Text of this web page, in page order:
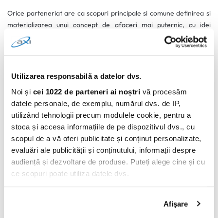
Utilizarea responsabilă a datelor dvs.
Noi și cei 1022 de parteneri ai noștri vă procesăm
datele personale, de exemplu, numărul dvs. de IP,
utilizând tehnologii precum modulele cookie, pentru a
stoca și accesa informațiile de pe dispozitivul dvs., cu
scopul de a vă oferi publicitate și conținut personalizate,
evaluări ale publicității și conținutului, informații despre
audiență și dezvoltare de produse. Puteți alege cine și cu
ce scopuri poate utiliza datele dvs.
Să colectăm informațiile cu privire la locația dvs.
Afişare
Orice parteneriat are ca scopuri principale si comune definirea si
materializarea unui concept de afaceri mai puternic, cu idei
inovative, experiente mai bune pentru clienti, produse si servicii
atent construite si, bineinteles, popularitate.
sa ajute cu informatii pe toate canalele, sa comunice deschis cu
mai bune solutii impreuna.
Asadar, acesta este inceputul unui drum lung, plin de provocari, dar
si reusite. Informeaza-te constant si fii curios atunci cand alegi
pentru tine si familia ta.
De acum, AXI Card si Mr.Finance te informeaza si te ajuta sa iei
cele mai bune decizii pentru planurile si dorintele tale.
Daca ai nevoie de un credit nevoi personale, cu card atasat,
pentru a avea bani pe card de cate ori apar situatii neprevazute,